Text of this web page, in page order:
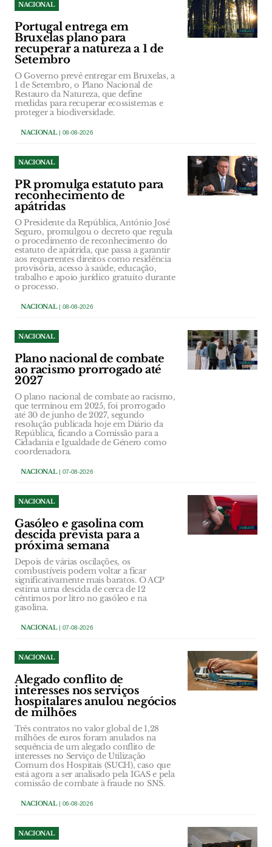
NACIONAL
Portugal entrega em
Bruxelas plano para
recuperar a natureza a 1 de
Setembro
O Governo prevê entregar em Bruxelas, a
1 de Setembro, o Plano Nacional de
Restauro da Natureza, que define
medidas para recuperar ecossistemas e
proteger a biodiversidade.
NACIONAL| 08-08-2026
NACIONAL
PR promulga estatuto para
reconhecimento de
apátridas
O Presidente da República, António José
Seguro, promulgou o decreto que regula
o procedimento de reconhecimento do
estatuto de apátrida, que passa a garantir
aos requerentes direitos como residência
provisória, acesso à saúde, educação,
trabalho e apoio jurídico gratuito durante
o processo.
NACIONAL| 08-08-2026
NACIONAL
Plano nacional de combate
ao racismo prorrogado até
2027
O plano nacional de combate ao racismo,
que terminou em 2025, foi prorrogado
até 30 de junho de 2027, segundo
resolução publicada hoje em Diário da
República, ficando a Comissão para a
Cidadania e Igualdade de Género como
coordenadora.
NACIONAL| 07-08-2026
NACIONAL
Gasóleo e gasolina com
descida prevista para a
próxima semana
Depois de várias oscilações, os
combustíveis podem voltar a ficar
significativamente mais baratos. O ACP
estima uma descida de cerca de 12
cêntimos por litro no gasóleo e na
gasolina.
NACIONAL| 07-08-2026
NACIONAL
Alegado conflito de
interesses nos serviços
hospitalares anulou negócios
de milhões
Três contratos no valor global de 1,28
milhões de euros foram anulados na
sequência de um alegado conflito de
interesses no Serviço de Utilização
Comum dos Hospitais (SUCH), caso que
está agora a ser analisado pela IGAS e pela
comissão de combate à fraude no SNS.
NACIONAL| 06-08-2026
NACIONAL